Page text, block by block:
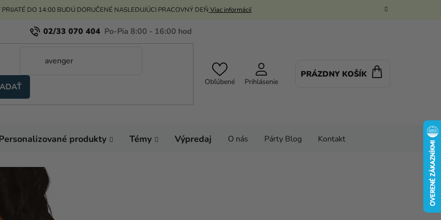
PRIJATÉ DO 14:00 BUDÚ DORUČENÉ NASLEDUJÚCI PRACOVNÝ DEŇ Viac informácií
02/33 070 404
Obľúbené Prihlásenie
PRÁZDNY KOŠÍK
produkty Témy Výpredaj O nás Párty Blog Kontakt